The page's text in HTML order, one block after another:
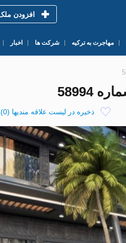
افزودن
مهاجرت به ترکیه شرکت ها اخبار
ذخیره در لیست علاقه مندیها (
0
)